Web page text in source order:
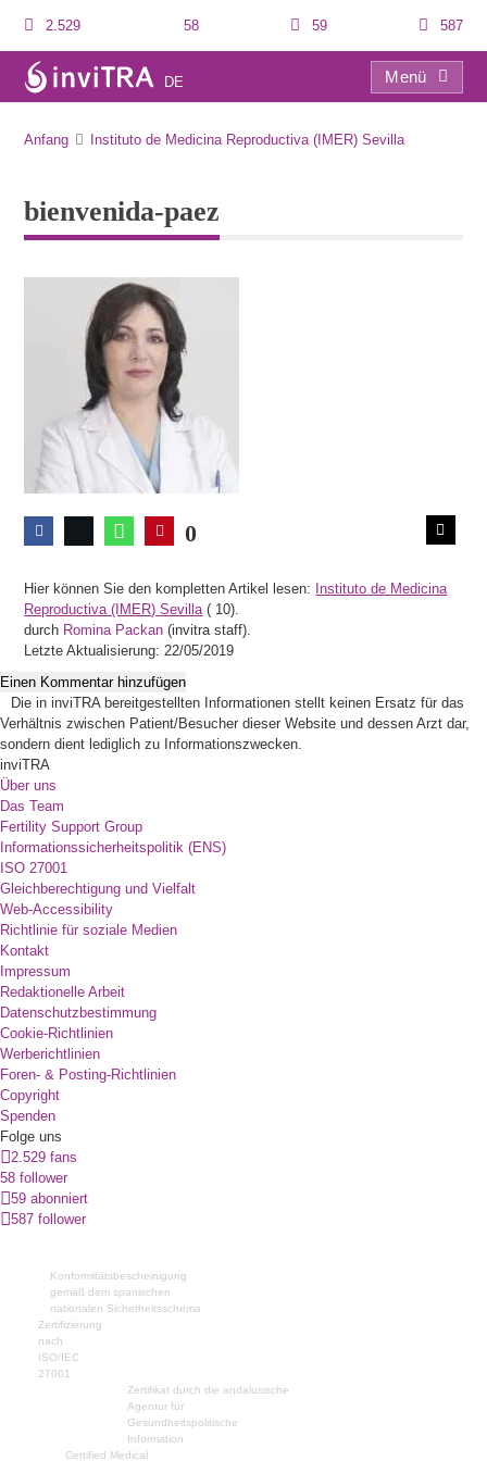
2.529 58 59 587
DE
Menü
Anfang Instituto de Medicina Reproductiva (IMER) Sevilla
bienvenida-paez
0
Hier können Sie den kompletten Artikel lesen: Instituto de Medicina
Reproductiva (IMER) Sevilla( 10).
durch Romina Packan (invitra staff).
Letzte Aktualisierung: 22/05/2019
Einen Kommentar hinzufügen
Die in inviTRA bereitgestellten Informationen stellt keinen Ersatz für das
Verhältnis zwischen Patient/Besucher dieser Website und dessen Arzt dar,
sondern dient lediglich zu Informationszwecken.
inviTRA
Über uns
Das Team
Fertility Support Group
Informationssicherheitspolitik (ENS)
ISO 27001
Gleichberechtigung und Vielfalt
Web-Accessibility
Richtlinie für soziale Medien
Kontakt
Impressum
Redaktionelle Arbeit
Datenschutzbestimmung
Cookie-Richtlinien
Werberichtlinien
Foren- & Posting-Richtlinien
Copyright
Spenden
Folge uns
2.529 fans
58 follower
59 abonniert
587 follower
Konformitätsbescheinigung
gemäß dem spanischen
nationalen Sicherheitsschema
Zertifizierung
nach
ISO/IEC
27001
Zertifikat durch die andalusische
Agentur für
Gesundheitspolitische
Information
Certified Medical